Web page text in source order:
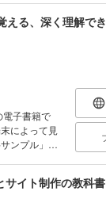
ートリアル
されながら
やすく解説
る、深く理解でき
電子書籍で
によって見
ンプル」を
までの基礎
サイト制作の教科書